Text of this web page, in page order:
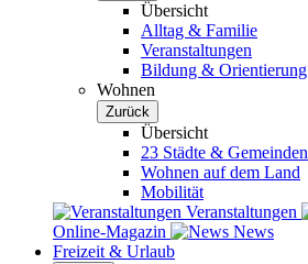
Übersicht
Alltag & Familie
Veranstaltungen
Bildung & Orientierung
Wohnen
Zurück
Übersicht
23 Städte & Gemeinden
Wohnen auf dem Land
Mobilität
Veranstaltungen
Online-Magazin
News
Freizeit & Urlaub